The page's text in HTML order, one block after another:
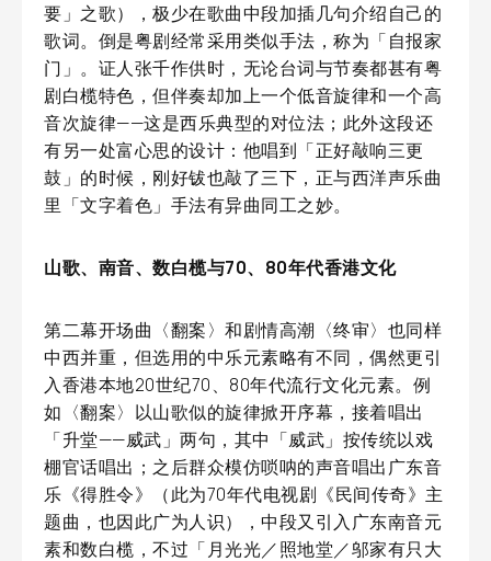
要」之歌），极少在歌曲中段加插几句介绍自己的
歌词。倒是粤剧经常采用类似手法，称为「自报家
门」。证人张千作供时，无论台词与节奏都甚有粤
剧白榄特色，但伴奏却加上一个低音旋律和一个高
音次旋律——这是西乐典型的对位法；此外这段还
有另一处富心思的设计：他唱到「正好敲响三更
鼓」的时候，刚好钹也敲了三下，正与西洋声乐曲
里「文字着色」手法有异曲同工之妙。
山歌、南音、数白榄与70、80年代香港文化
第二幕开场曲〈翻案〉和剧情高潮〈终审〉也同样
中西并重，但选用的中乐元素略有不同，偶然更引
入香港本地20世纪70、80年代流行文化元素。例
如〈翻案〉以山歌似的旋律掀开序幕，接着唱出
「升堂——威武」两句，其中「威武」按传统以戏
棚官话唱出；之后群众模仿唢呐的声音唱出广东音
乐《得胜令》（此为70年代电视剧《民间传奇》主
题曲，也因此广为人识），中段又引入广东南音元
素和数白榄，不过「月光光／照地堂／邬家有只大